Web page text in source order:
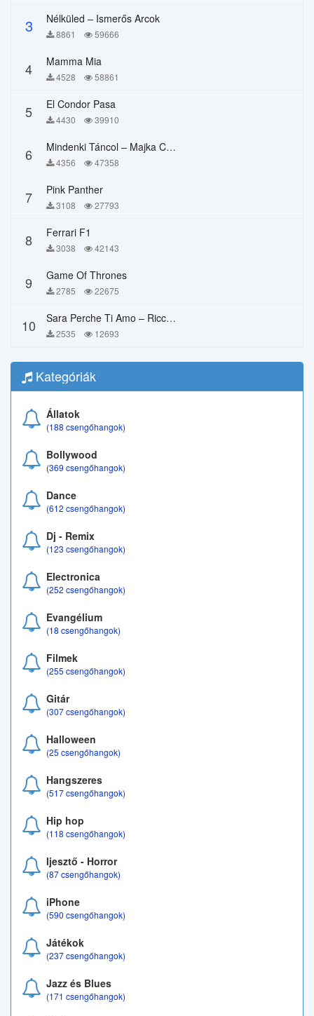
3 Nélküled – Ismerős Arcok
8861 59666
4 Mamma Mia
4528 58861
5 El Condor Pasa
4430 39910
6 Mindenki Táncol – Majka Curtis, Péter Majoros
4356 47358
7 Pink Panther
3108 27793
8 Ferrari F1
3038 42143
9 Game Of Thrones
2785 22675
10 Sara Perche Ti Amo – Ricchi E Poveri
2535 12693
Kategóriák
Állatok
(188 csengőhangok)
Bollywood
(369 csengőhangok)
Dance
(612 csengőhangok)
Dj - Remix
(123 csengőhangok)
Electronica
(252 csengőhangok)
Evangélium
(18 csengőhangok)
Filmek
(255 csengőhangok)
Gitár
(307 csengőhangok)
Halloween
(25 csengőhangok)
Hangszeres
(517 csengőhangok)
Hip hop
(118 csengőhangok)
Ijesztő - Horror
(87 csengőhangok)
iPhone
(590 csengőhangok)
Játékok
(237 csengőhangok)
Jazz és Blues
(171 csengőhangok)